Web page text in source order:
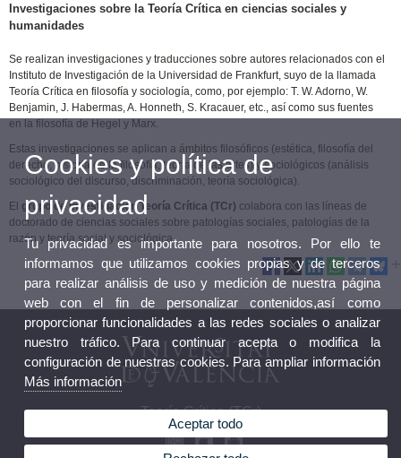
Investigaciones sobre la Teoría Crítica en ciencias sociales y
humanidades
Se realizan investigaciones y traducciones sobre autores relacionados con el
Instituto de Investigación de la Universidad de Frankfurt, suyo de la llamada
Teoría Crítica en filosofía y sociología, como, por ejemplo: T. W. Adorno, W.
Benjamin, J. Habermas, A. Honneth, S. Kracauer, etc., así como sus fuentes
en la filosofía de Hegel y Marx.
Estas investigaciones se aplican a ámbitos filosóficos (estética, filosofía del
derecho, historia de la filosofía, teoría de las artes) y sociológicos (análisis
sociológico del discurso, discriminación, teoría sociológica).
El grupo de investigación Teoría Crítica (TCr) colabora con las líneas de
doctorado de ciencias sociales sobre patologías sociales, patologías de la
razón y teoría social y sociológica.
Teoría Crítica (TCr)
Cookies y política de
privacidad
Tu privacidad es importante para nosotros. Por ello te
informamos que utilizamos cookies propias y de terceros
para realizar análisis de uso y medición de nuestra página
web con el fin de personalizar contenidos,así como
proporcionar funcionalidades a las redes sociales o analizar
nuestro tráfico. Para continuar acepta o modifica la
configuración de nuestras cookies. Para ampliar información
Más información
Aceptar todo